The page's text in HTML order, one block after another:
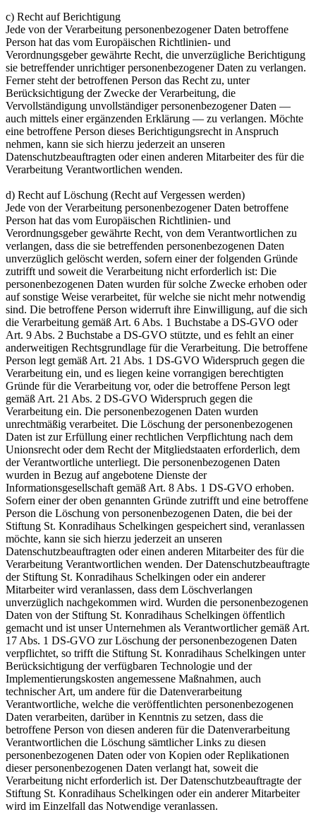
c) Recht auf Berichtigung
Jede von der Verarbeitung personenbezogener Daten betroffene
Person hat das vom Europäischen Richtlinien- und
Verordnungsgeber gewährte Recht, die unverzügliche Berichtigung
sie betreffender unrichtiger personenbezogener Daten zu verlangen.
Ferner steht der betroffenen Person das Recht zu, unter
Berücksichtigung der Zwecke der Verarbeitung, die
Vervollständigung unvollständiger personenbezogener Daten —
auch mittels einer ergänzenden Erklärung — zu verlangen. Möchte
eine betroffene Person dieses Berichtigungsrecht in Anspruch
nehmen, kann sie sich hierzu jederzeit an unseren
Datenschutzbeauftragten oder einen anderen Mitarbeiter des für die
Verarbeitung Verantwortlichen wenden.
d) Recht auf Löschung (Recht auf Vergessen werden)
Jede von der Verarbeitung personenbezogener Daten betroffene
Person hat das vom Europäischen Richtlinien- und
Verordnungsgeber gewährte Recht, von dem Verantwortlichen zu
verlangen, dass die sie betreffenden personenbezogenen Daten
unverzüglich gelöscht werden, sofern einer der folgenden Gründe
zutrifft und soweit die Verarbeitung nicht erforderlich ist: Die
personenbezogenen Daten wurden für solche Zwecke erhoben oder
auf sonstige Weise verarbeitet, für welche sie nicht mehr notwendig
sind. Die betroffene Person widerruft ihre Einwilligung, auf die sich
die Verarbeitung gemäß Art. 6 Abs. 1 Buchstabe a DS-GVO oder
Art. 9 Abs. 2 Buchstabe a DS-GVO stützte, und es fehlt an einer
anderweitigen Rechtsgrundlage für die Verarbeitung. Die betroffene
Person legt gemäß Art. 21 Abs. 1 DS-GVO Widerspruch gegen die
Verarbeitung ein, und es liegen keine vorrangigen berechtigten
Gründe für die Verarbeitung vor, oder die betroffene Person legt
gemäß Art. 21 Abs. 2 DS-GVO Widerspruch gegen die
Verarbeitung ein. Die personenbezogenen Daten wurden
unrechtmäßig verarbeitet. Die Löschung der personenbezogenen
Daten ist zur Erfüllung einer rechtlichen Verpflichtung nach dem
Unionsrecht oder dem Recht der Mitgliedstaaten erforderlich, dem
der Verantwortliche unterliegt. Die personenbezogenen Daten
wurden in Bezug auf angebotene Dienste der
Informationsgesellschaft gemäß Art. 8 Abs. 1 DS-GVO erhoben.
Sofern einer der oben genannten Gründe zutrifft und eine betroffene
Person die Löschung von personenbezogenen Daten, die bei der
Stiftung St. Konradihaus Schelkingen gespeichert sind, veranlassen
möchte, kann sie sich hierzu jederzeit an unseren
Datenschutzbeauftragten oder einen anderen Mitarbeiter des für die
Verarbeitung Verantwortlichen wenden. Der Datenschutzbeauftragte
der Stiftung St. Konradihaus Schelkingen oder ein anderer
Mitarbeiter wird veranlassen, dass dem Löschverlangen
unverzüglich nachgekommen wird. Wurden die personenbezogenen
Daten von der Stiftung St. Konradihaus Schelkingen öffentlich
gemacht und ist unser Unternehmen als Verantwortlicher gemäß Art.
17 Abs. 1 DS-GVO zur Löschung der personenbezogenen Daten
verpflichtet, so trifft die Stiftung St. Konradihaus Schelkingen unter
Berücksichtigung der verfügbaren Technologie und der
Implementierungskosten angemessene Maßnahmen, auch
technischer Art, um andere für die Datenverarbeitung
Verantwortliche, welche die veröffentlichten personenbezogenen
Daten verarbeiten, darüber in Kenntnis zu setzen, dass die
betroffene Person von diesen anderen für die Datenverarbeitung
Verantwortlichen die Löschung sämtlicher Links zu diesen
personenbezogenen Daten oder von Kopien oder Replikationen
dieser personenbezogenen Daten verlangt hat, soweit die
Verarbeitung nicht erforderlich ist. Der Datenschutzbeauftragte der
Stiftung St. Konradihaus Schelkingen oder ein anderer Mitarbeiter
wird im Einzelfall das Notwendige veranlassen.